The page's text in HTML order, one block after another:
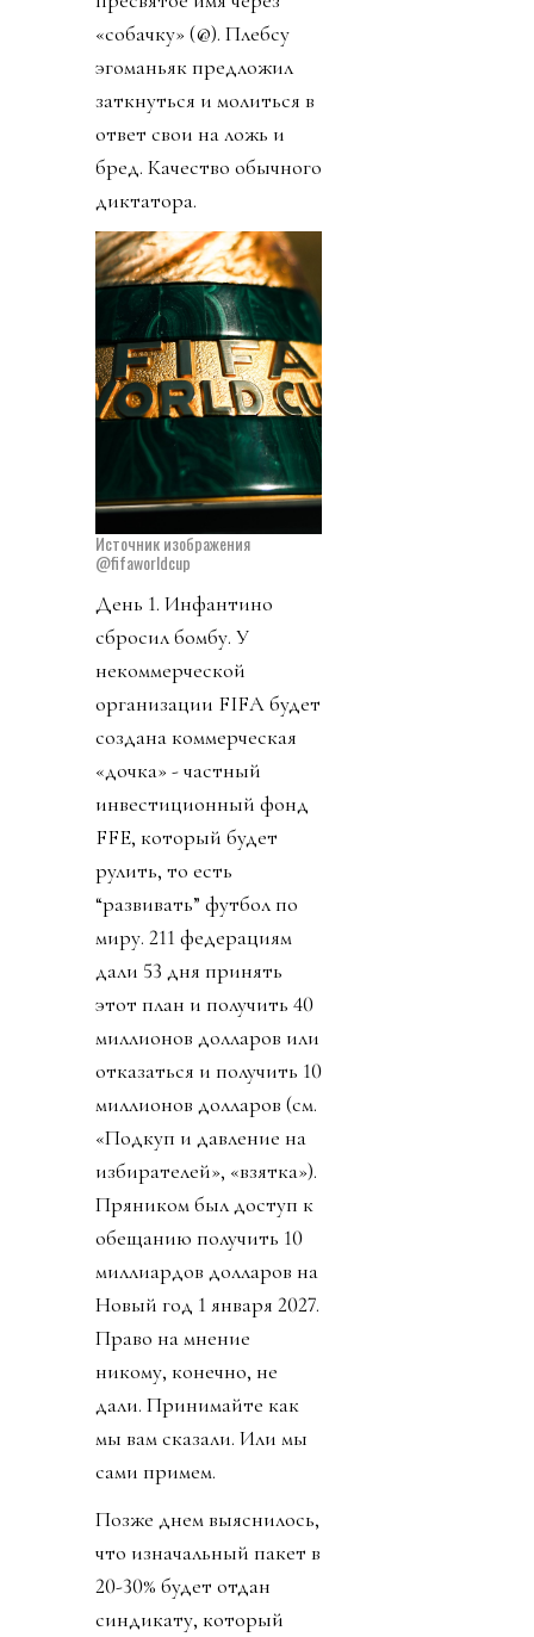
«собачку» (@). Плебсу
эгоманьяк предложил
заткнуться и молиться в
ответ свои на ложь и
бред. Качество обычного
диктатора.
Источник изображения
@fifaworldcup
День 1. Инфантино
сбросил бомбу. У
некоммерческой
организации FIFA будет
создана коммерческая
«дочка» - частный
инвестиционный фонд
FFE, который будет
рулить, то есть
“развивать” футбол по
миру. 211 федерациям
дали 53 дня принять
этот план и получить 40
миллионов долларов или
отказаться и получить 10
миллионов долларов (см.
«Подкуп и давление на
избирателей», «взятка»).
Пряником был доступ к
обещанию получить 10
миллиардов долларов на
Новый год 1 января 2027.
Право на мнение
никому, конечно, не
дали. Принимайте как
мы вам сказали. Или мы
сами примем.
Позже днем выяснилось,
что изначальный пакет в
20-30% будет отдан
синдикату, который